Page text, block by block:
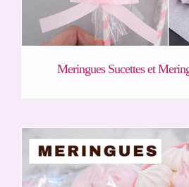
Meringues Sucettes et